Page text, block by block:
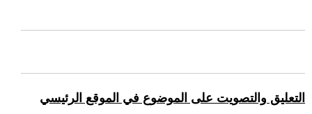
التعليق والتصويت على الموضوع في الموقع الرئيسي